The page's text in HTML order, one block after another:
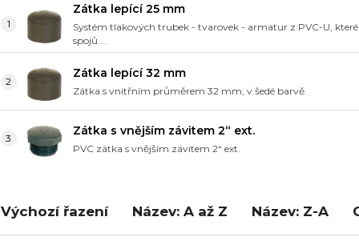
Zátka lepící 25 mm
Systém tlakových trubek - tvarovek - armatur z PVC-U,
spojů....
Zátka lepící 32 mm
Zátka s vnitřním průměrem 32 mm, v šedé barvě.
Zátka s vnějším závitem 2“ ext.
PVC zátka s vnějším závitem 2“ ext.
Výchozí řazení Název: A až Z Název: Z-A